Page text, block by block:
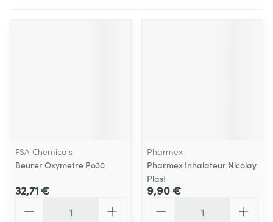
FSA Chemicals
Beurer Oxymetre Po30
32,71 €
Pharmex
Pharmex Inhalateur Nicolay
Plast
9,90 €